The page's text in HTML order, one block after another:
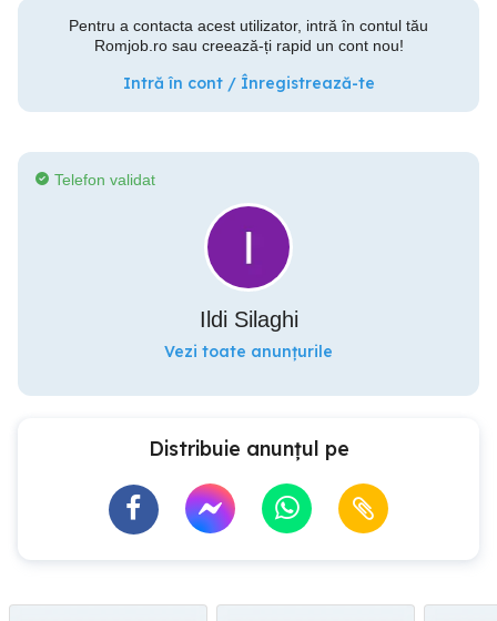
Pentru a contacta acest utilizator, intră în contul tău
Romjob.ro sau creează-ți rapid un cont nou!
Intră în cont / Înregistrează-te
Telefon validat
Ildi Silaghi
Vezi toate anunțurile
Distribuie anunțul pe